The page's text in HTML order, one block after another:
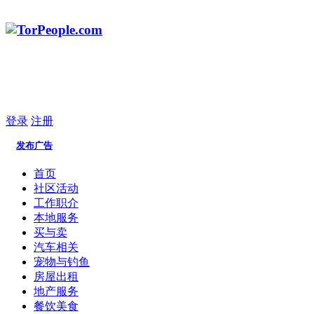
登录 注册
发布广告
首页
社区活动
工作职介
本地服务
买与卖
汽车相关
宠物与钓鱼
房屋出租
地产服务
餐饮美食